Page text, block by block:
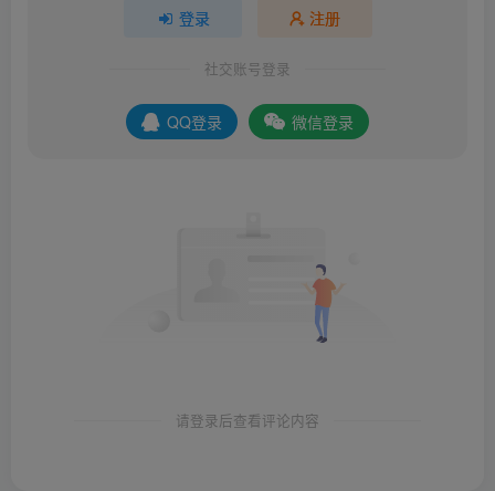
登录 注册
社交账号登录
QQ登录 微信登录
请登录后查看评论内容